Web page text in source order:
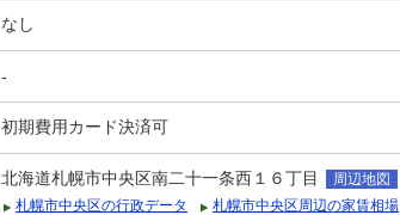
なし
-
初期費用カード決済可
北海道札幌市中央区南二十一条西１６丁目
周辺地図
札幌市中央区の行政データ
札幌市中央区周辺の家賃相場